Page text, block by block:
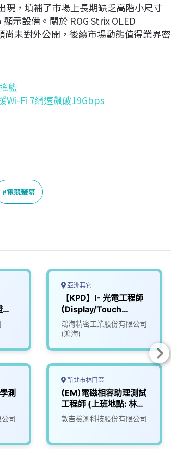
現，填補了市場上長期缺乏高階小尺寸
示設備。關於 ROG Strix OLED
尚未對外公開，後續市場動態值得業界密
籃
Wi-Fi 7網速飆破19Gbps
電競螢幕
測
司
亞洲其它
【KPD】I- 光電工程師
(Display/Touch
Module)
鴻海精密工業股份有限公司
(鴻海)
新北市林口區
(EM)電磁相容助理測試
工程師 (上班地點: 林
口)
敦吉檢測科技股份有限公司